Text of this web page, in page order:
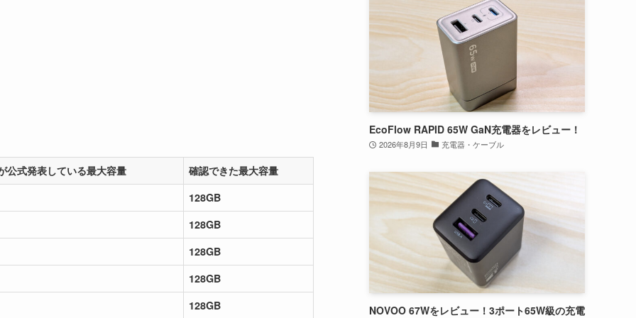
公式発表している最大容量
確認できた最大容量
128GB
128GB
128GB
128GB
128GB
EcoFlow RAPID 65W GaN充電器をレビュー！
2026年8月9日 充電器・ケーブル
NOVOO 67Wをレビュー！3ポート65W級の充電